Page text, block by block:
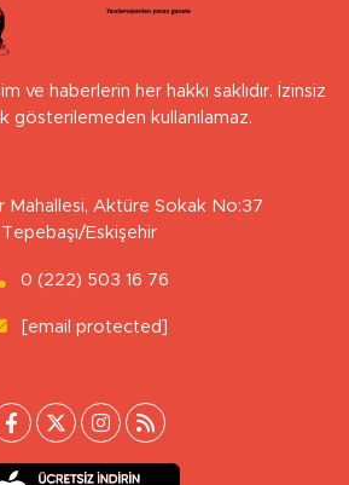
ve haberlerin her hakkı saklıdır. İzinsiz
gösterilemeden kullanılamaz.
Mahallesi, Aktüre Sokak No:37
Tepebaşı/Eskişehir
0 (222) 503 16 76
[email protected]